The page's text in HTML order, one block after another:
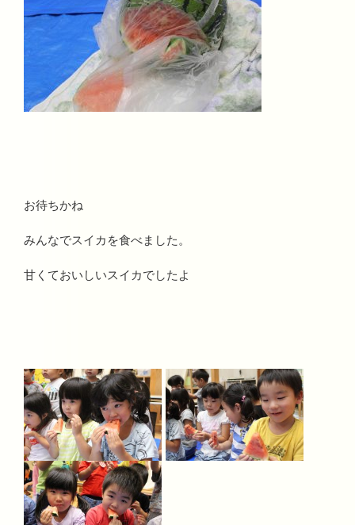
お待ちかね
みんなでスイカを食べました。
甘くておいしいスイカでしたよ